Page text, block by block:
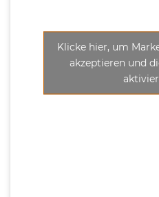
Klicke hier, um
akzeptieren und